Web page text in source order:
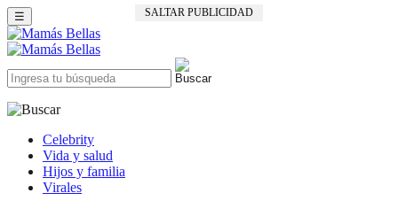
SALTAR PUBLICIDAD
☰
Celebrity
Vida y salud
Hijos y familia
Virales